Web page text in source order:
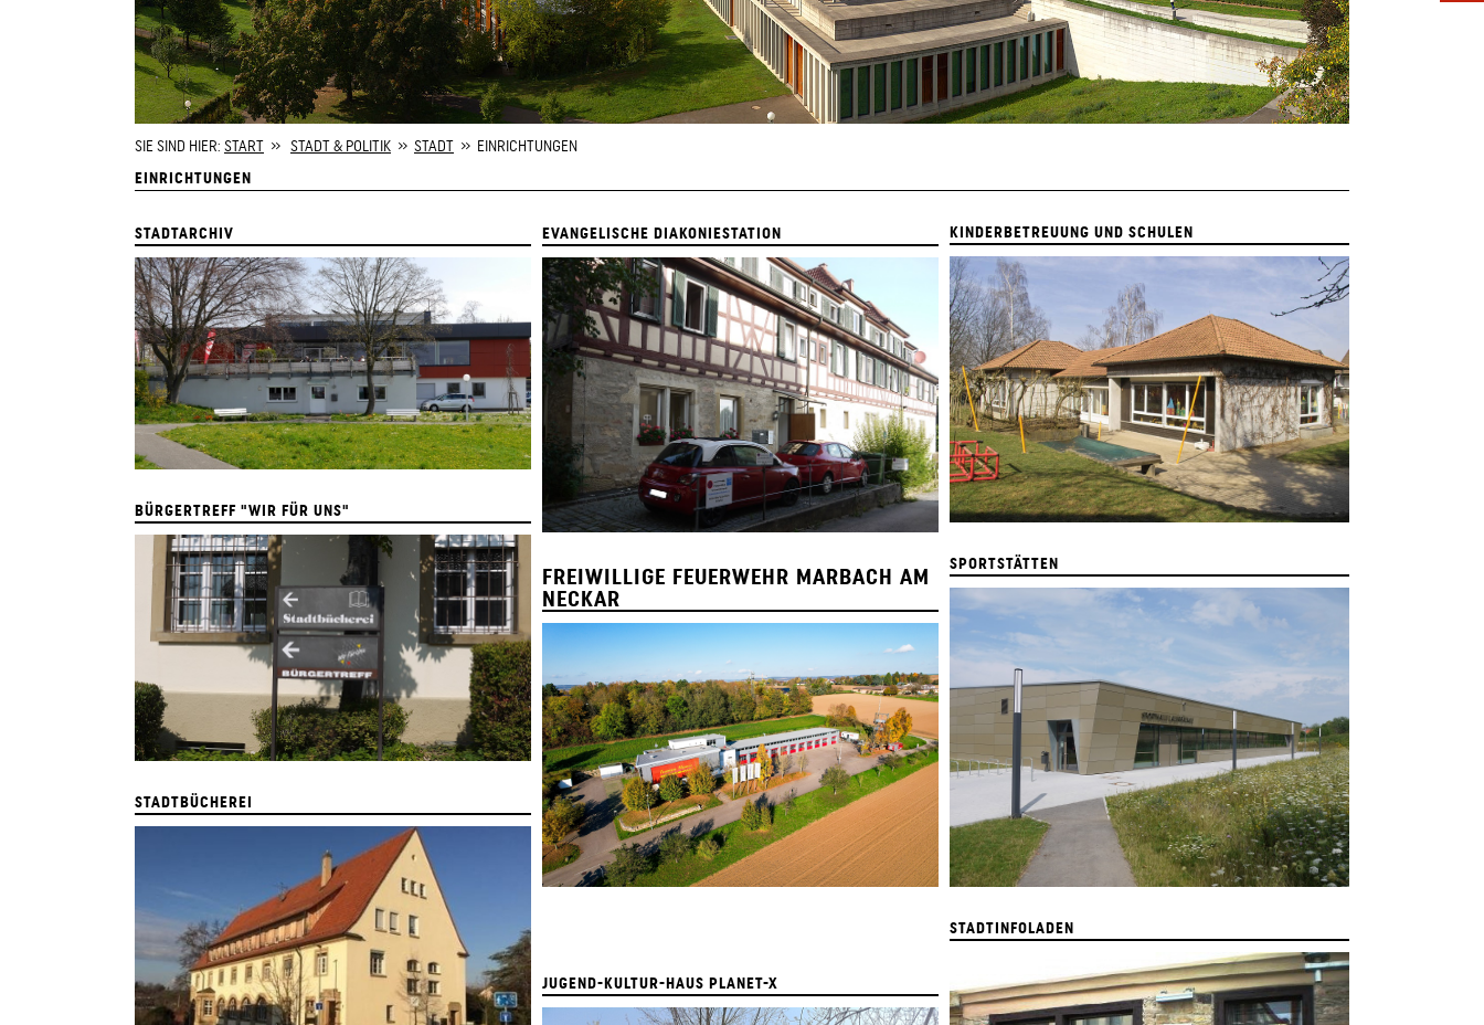
SIE SIND HIER: START » STADT & POLITIK » STADT » EINRICHTUNGEN
EINRICHTUNGEN
STADTARCHIV
BÜRGERTREFF "WIR FÜR UNS"
STADTBÜCHEREI
EVANGELISCHE DIAKONIESTATION
FREIWILLIGE FEUERWEHR MARBACH AM
NECKAR
JUGEND-KULTUR-HAUS PLANET-X
KINDERBETREUUNG UND SCHULEN
SPORTSTÄTTEN
STADTINFOLADEN